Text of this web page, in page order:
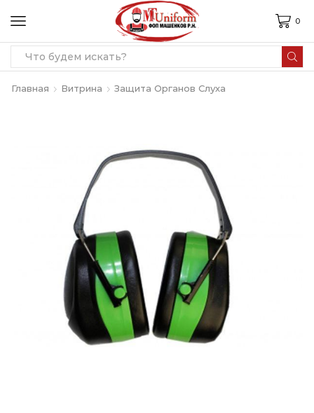
0
Главная Витрина Защита Органов Слуха